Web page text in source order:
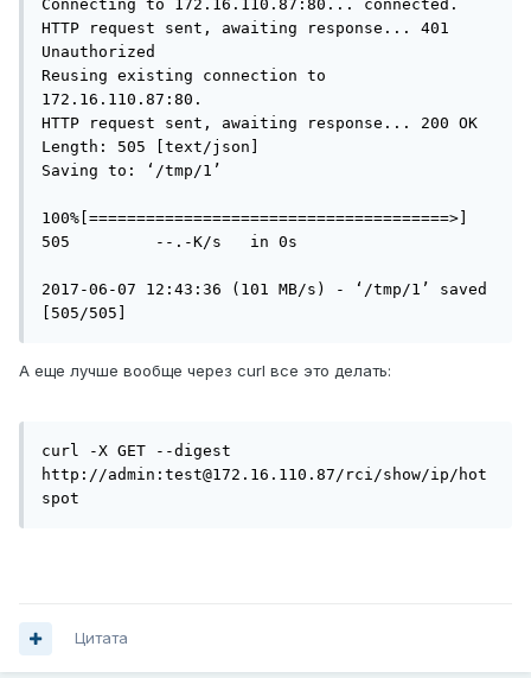
Connecting to 172.16.110.87:80... connected.
HTTP request sent, awaiting response... 401
Unauthorized
Reusing existing connection to
172.16.110.87:80.
HTTP request sent, awaiting response... 200 OK
Length: 505 [text/json]
Saving to: ‘/tmp/1’
100%[======================================>]
505         --.-K/s   in 0s
2017-06-07 12:43:36 (101 MB/s) - ‘/tmp/1’ saved
[505/505]
А еще лучше вообще через curl все это делать:
curl -X GET --digest
http://admin:test@172.16.110.87/rci/show/ip/hot
spot
Цитата